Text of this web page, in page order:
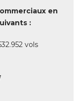
en
:
vols